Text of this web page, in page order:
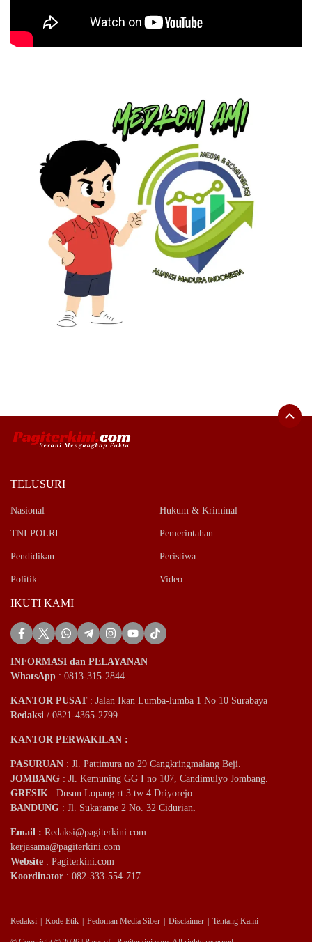
TELUSURI
Nasional Hukum & Kriminal
TNI POLRI Pemerintahan
Pendidikan Peristiwa
Politik Video
IKUTI KAMI
INFORMASI dan PELAYANAN
WhatsApp : 0813-315-2844
KANTOR PUSAT: Jalan Ikan Lumba-lumba 1 No 10 Surabaya
Redaksi / 0821-4365-2799
KANTOR PERWAKILAN :
PASURUAN : Jl. Pattimura no 29 Cangkringmalang Beji.
JOMBANG : Jl. Kemuning GG I no 107, Candimulyo Jombang.
GRESIK : Dusun Lopang rt 3 tw 4 Driyorejo.
BANDUNG : Jl. Sukarame 2 No. 32 Cidurian.
Email : Redaksi@pagiterkini.com
kerjasama@pagiterkini.com
Website : Pagiterkini.com
Koordinator : 082-333-554-717
Redaksi Kode Etik Pedoman Media Siber Disclaimer Tentang Kami